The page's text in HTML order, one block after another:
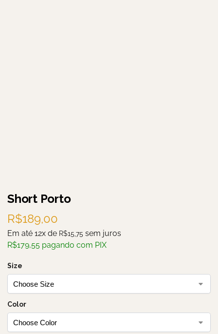
Short Porto
R$189,00
Em até 12x de R$15,75 sem juros
R$179,55 pagando com PIX
Size
Color